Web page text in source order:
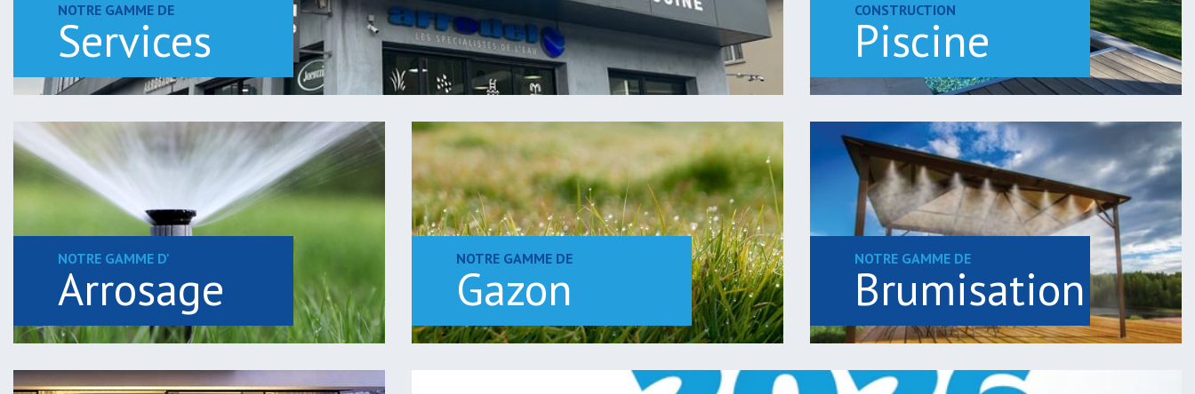
NOTRE GAMME DE
Services
CONSTRUCTION
Piscine
NOTRE GAMME D'
Arrosage
NOTRE GAMME DE
Gazon
NOTRE GAMME DE
Brumisation